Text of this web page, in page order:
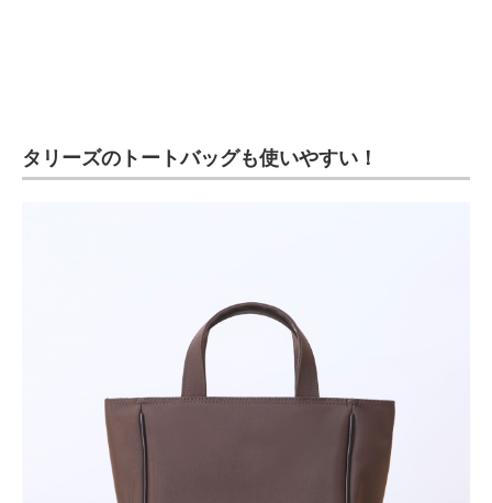
タリーズのトートバッグも使いやすい！